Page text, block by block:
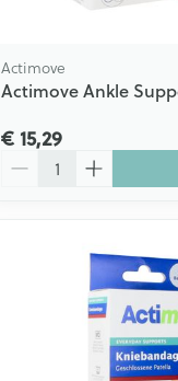
Actimove
Actimove Ankle
€ 15,29